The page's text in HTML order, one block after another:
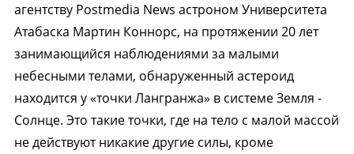
агентству Postmedia News астроном Университета
Атабаска Мартин Коннорс, на протяжении 20 лет
занимающийся наблюдениями за малыми
небесными телами, обнаруженный астероид
находится у «точки Лангранжа» в системе Земля -
Солнце. Это такие точки, где на тело с малой массой
не действуют никакие другие силы, кроме